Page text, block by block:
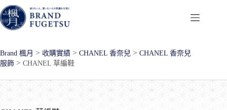
跳
至
主
內
容
Brand 楓月 > 收購實績 > CHANEL 香奈兒 > CHANEL 香奈兒
服飾 > CHANEL 草編鞋